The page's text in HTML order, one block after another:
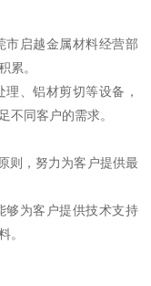
市启越金属材料经营部
累。
、铝材剪切等设备，
不同客户的需求。
则，努力为客户提供最
够为客户提供技术支持
。